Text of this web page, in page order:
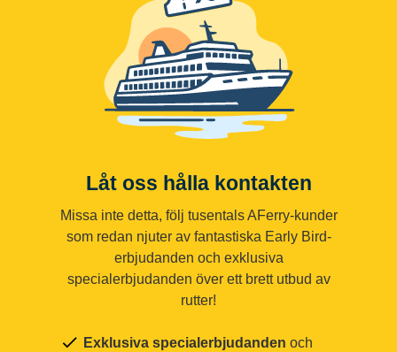
Låt oss hålla kontakten
Missa inte detta, följ tusentals AFerry-kunder
som redan njuter av fantastiska Early Bird-
erbjudanden och exklusiva
specialerbjudanden över ett brett utbud av
rutter!
Exklusiva specialerbjudanden och